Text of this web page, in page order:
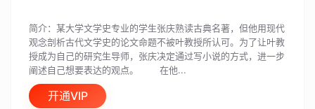
简介：某大学文学史专业的学生张庆熟读古典名著，但他用现代
观念剖析古代文学史的论文命题不被叶教授所认可。为了让叶教
授成为自己的研究生导师，张庆决定通过写小说的方式，进一步
阐述自己想要表达的观点。 在他...
开通VIP